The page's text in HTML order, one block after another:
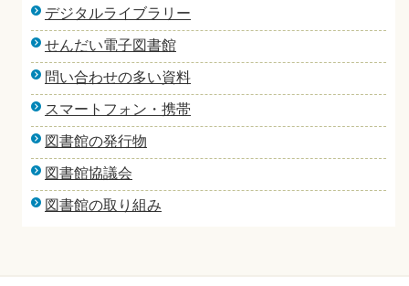
デジタルライブラリー
せんだい電子図書館
問い合わせの多い資料
スマートフォン・携帯
図書館の発行物
図書館協議会
図書館の取り組み